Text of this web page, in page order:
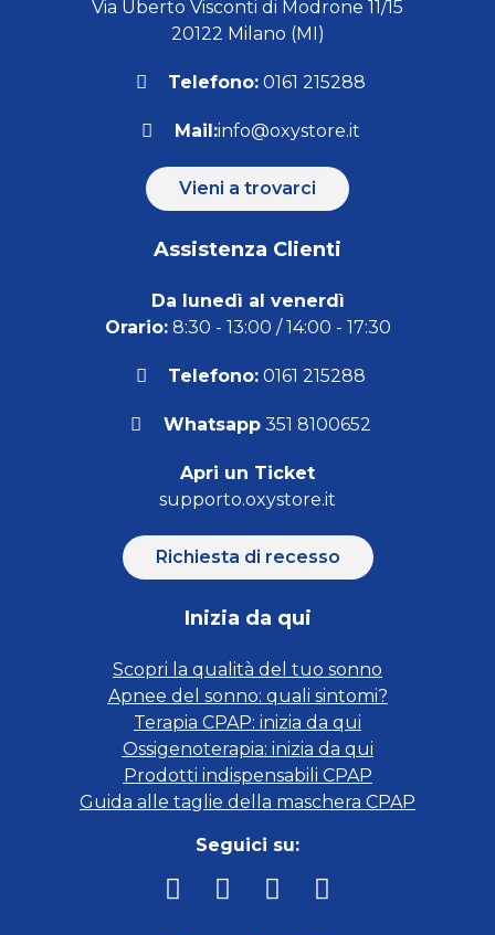
Via Uberto Visconti di Modrone 11/15
20122 Milano (MI)
Telefono: 0161 215288
Mail:info@oxystore.it
Vieni a trovarci
Assistenza Clienti
Da lunedì al venerdì
Orario:8:30 - 13:00 / 14:00 - 17:30
Telefono: 0161 215288
Whatsapp351 8100652
Apri un Ticket
supporto.oxystore.it
Richiesta di recesso
Inizia da qui
Scopri la qualità del tuo sonno
Apnee del sonno: quali sintomi?
Terapia CPAP: inizia da qui
Ossigenoterapia: inizia da qui
Prodotti indispensabili CPAP
Guida alle taglie della maschera CPAP
Seguici su: